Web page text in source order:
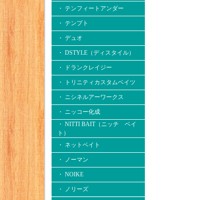
・ テンフィートアンダー
・ テンプト
・ デュオ
・ DSTYLE（ディスタイル）
・ ドランクレイジー
・ トリニティカスタムベイツ
・ ニシネルアーワークス
・ ニッコー化成
・ NITTI BAIT（ニッチ ベイ
ト）
・ ネットベイト
・ ノーマン
・ NOIKE
・ ノリーズ